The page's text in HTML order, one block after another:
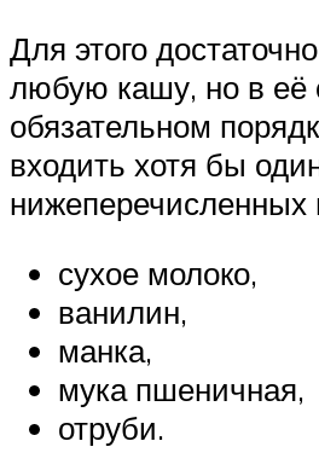
Для этого
любую кашу, но в её
обязательном
входить хотя бы
нижеперечисленных
сухое молоко,
ванилин,
манка,
мука пшеничная,
отруби.